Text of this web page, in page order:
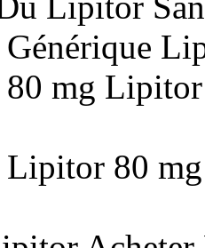
Générique
80 mg
Lipitor 80